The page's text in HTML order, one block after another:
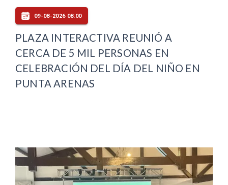
09-08-2026 08:00
PLAZA INTERACTIVA REUNIÓ A
CERCA DE 5 MIL PERSONAS EN
CELEBRACIÓN DEL DÍA DEL NIÑO EN
PUNTA ARENAS